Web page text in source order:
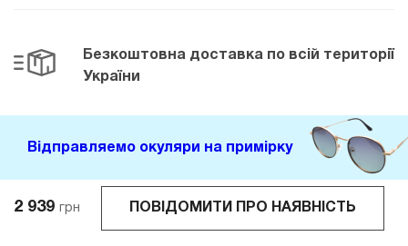
2 939 грн ПОВІДОМИТИ ПРО НАЯВНІСТЬ
Безкоштовна доставка по всій території
України
Відправляемо окуляри на примірку